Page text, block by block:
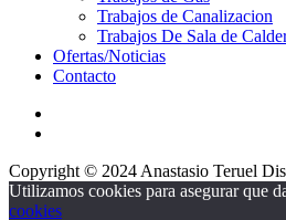
Trabajos de Canalizacion
Trabajos De Sala de
Ofertas/Noticias
Contacto
Copyright © 2024 Anastasio Teruel
Utilizamos cookies para asegurar que
cookies